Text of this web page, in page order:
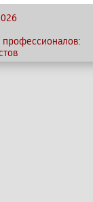
профессионалов: